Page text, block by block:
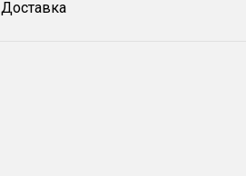
Доставка